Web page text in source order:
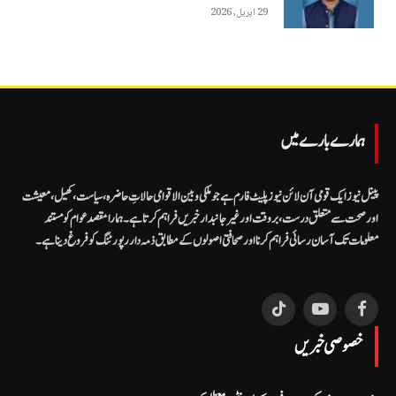
29 اپریل, 2026
ہمارے بارے میں
پینل نیوز ایک قومی آن لائن نیوز پلیٹ فارم ہے جو ملکی و بین الاقوامی حالاتِ حاضرہ، سیاست، کھیل، معیشت
اور صحت سے متعلق درست، بروقت اور غیر جانبدار خبریں فراہم کرتا ہے۔ ہمارا مقصد عوام کو مستند
معلومات تک آسان رسائی فراہم کرنا اور صحافتی اصولوں کے مطابق ذمہ دار رپورٹنگ کو فروغ دینا ہے۔
Facebook
YouTube
TikTok
خصوصی خبریں